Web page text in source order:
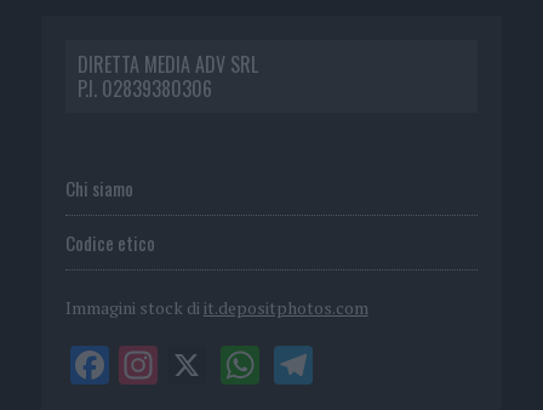
DIRETTA MEDIA ADV SRL
P.I. 02839380306
Chi siamo
Codice etico
Immagini stock di it.depositphotos.com